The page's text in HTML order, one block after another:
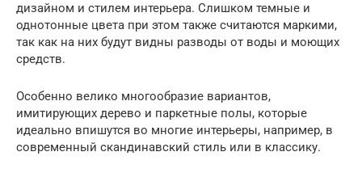
дизайном и стилем интерьера. Слишком темные и
однотонные цвета при этом также считаются маркими,
так как на них будут видны разводы от воды и моющих
средств.
Особенно велико многообразие вариантов,
имитирующих дерево и паркетные полы, которые
идеально впишутся во многие интерьеры, например, в
современный скандинавский стиль или в классику.